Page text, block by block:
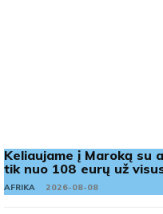
Keliaujame į Maroką su
tik nuo 108 eurų už
AFRIKA 2026-08-08